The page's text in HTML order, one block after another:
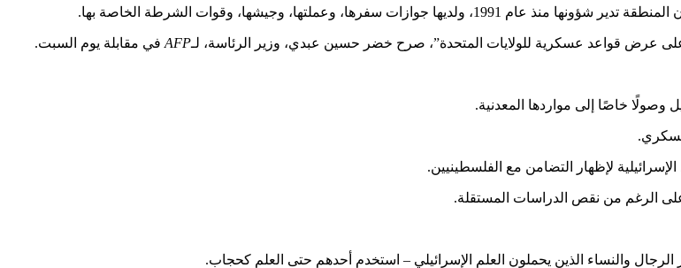
وعملتها، وجيشها، وقوات الشرطة الخاصة بها.
على عرض قواعد عسكرية للولايات المتحدة”، صرح خضر حسين عبدي، وزير الرئاسة، لـAFP في مقابلة يوم السبت.
وصولًا خاصًا إلى مواردها المعدنية.
عسكري.
لإظهار التضامن مع الفلسطينيين.
على الرغم من نقص الدراسات المستقلة.
والنساء الذين يحملون العلم الإسرائيلي – استخدم أحدهم حتى العلم كحجاب.